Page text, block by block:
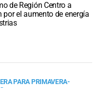
de Región Centro a
por el aumento de energía
PARA PRIMAVERA-